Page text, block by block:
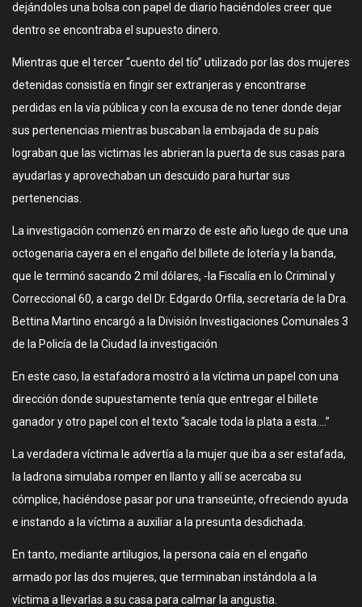
dejándoles una bolsa con papel de diario haciéndoles creer que
dentro se encontraba el supuesto dinero.
Mientras que el tercer “cuento del tío” utilizado por las dos mujeres
detenidas consistía en fingir ser extranjeras y encontrarse
perdidas en la vía pública y con la excusa de no tener donde dejar
sus pertenencias mientras buscaban la embajada de su país
lograban que las victimas les abrieran la puerta de sus casas para
ayudarlas y aprovechaban un descuido para hurtar sus
pertenencias.
La investigación comenzó en marzo de este año luego de que una
octogenaria cayera en el engaño del billete de lotería y la banda,
que le terminó sacando 2 mil dólares, -la Fiscalía en lo Criminal y
Correccional 60, a cargo del Dr. Edgardo Orfila, secretaría de la Dra.
Bettina Martino encargó a la División Investigaciones Comunales 3
de la Policía de la Ciudad la investigación
En este caso, la estafadora mostró a la víctima un papel con una
dirección donde supuestamente tenía que entregar el billete
ganador y otro papel con el texto “sacale toda la plata a esta….”
La verdadera víctima le advertía a la mujer que iba a ser estafada,
la ladrona simulaba romper en llanto y allí se acercaba su
cómplice, haciéndose pasar por una transeúnte, ofreciendo ayuda
e instando a la víctima a auxiliar a la presunta desdichada.
En tanto, mediante artilugios, la persona caía en el engaño
armado por las dos mujeres, que terminaban instándola a la
víctima a llevarlas a su casa para calmar la angustia.